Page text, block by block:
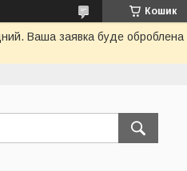
Кошик
Ваша заявка буде